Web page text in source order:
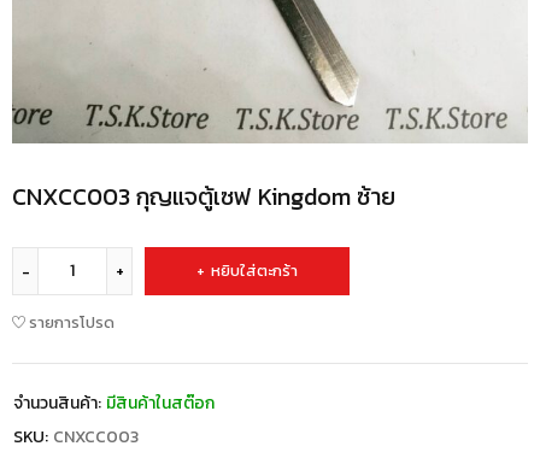
CNXCC003 กุญแจตู้เซฟ Kingdom ซ้าย
หยิบใส่ตะกร้า
รายการโปรด
จำนวนสินค้า: มีสินค้าในสต๊อก
SKU: CNXCC003